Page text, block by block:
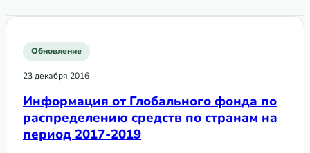
Обновление
23 декабря 2016
Информация от Глобального фонда по
распределению средств по странам на
период 2017-2019